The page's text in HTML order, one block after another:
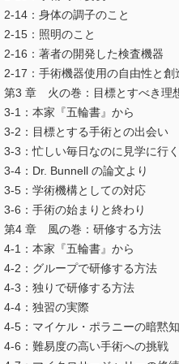
2-14：身体の調子のこと
2-15：照明のこと
2-16：著者の開発した検査機器
2-17：手術機器使用の自由性と創
第3 章 火の巻：目標とすべき理
3-1：本家『五輪書』から
3-2：目標とする手術との出会い
3-3：忙しい毎日なのに見学に行
3-4：Dr. Bunnell の論文より
3-5：学術機構としての対応
3-6：手術の始まりと終わり
第4 章 風の巻：研修する方法
4-1：本家『五輪書』から
4-2：グループで研修する方法
4-3：独りで研修する方法
4-4：独習の実際
4-5：マイケル・ポラニーの暗黙知
4-6：難易度の高い手術への挑戦